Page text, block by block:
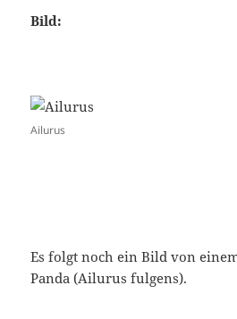
Bild:
Ailurus
Es folgt noch ein Bild von
Panda (Ailurus fulgens).